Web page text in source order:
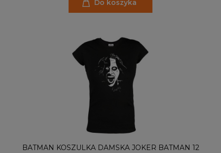
Do koszyka
BATMAN KOSZULKA DAMSKA JOKER BATMAN 12